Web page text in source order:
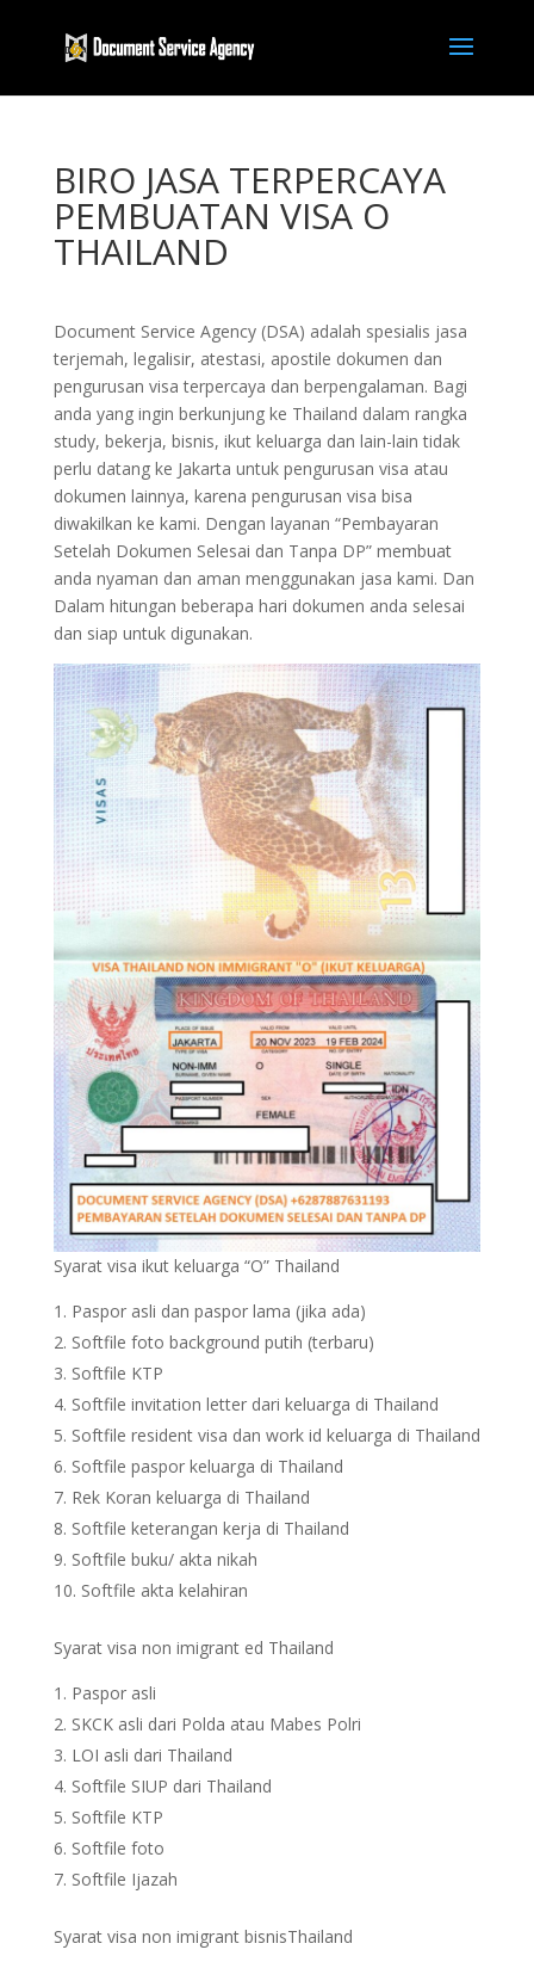
BIRO JASA TERPERCAYA
PEMBUATAN VISA O
THAILAND
Document Service Agency (DSA) adalah spesialis jasa
terjemah, legalisir, atestasi, apostile dokumen dan
pengurusan visa terpercaya dan berpengalaman. Bagi
anda yang ingin berkunjung ke Thailand dalam rangka
study, bekerja, bisnis, ikut keluarga dan lain-lain tidak
perlu datang ke Jakarta untuk pengurusan visa atau
dokumen lainnya, karena pengurusan visa bisa
diwakilkan ke kami. Dengan layanan “Pembayaran
Setelah Dokumen Selesai dan Tanpa DP” membuat
anda nyaman dan aman menggunakan jasa kami. Dan
Dalam hitungan beberapa hari dokumen anda selesai
dan siap untuk digunakan.
Syarat visa ikut keluarga “O” Thailand
Paspor asli dan paspor lama (jika ada)
Softfile foto background putih (terbaru)
Softfile KTP
Softfile invitation letter dari keluarga di Thailand
Softfile resident visa dan work id keluarga di Thailand
Softfile paspor keluarga di Thailand
Rek Koran keluarga di Thailand
Softfile keterangan kerja di Thailand
Softfile buku/ akta nikah
Softfile akta kelahiran
Syarat visa non imigrant ed Thailand
Paspor asli
SKCK asli dari Polda atau Mabes Polri
LOI asli dari Thailand
Softfile SIUP dari Thailand
Softfile KTP
Softfile foto
Softfile Ijazah
Syarat visa non imigrant bisnisThailand